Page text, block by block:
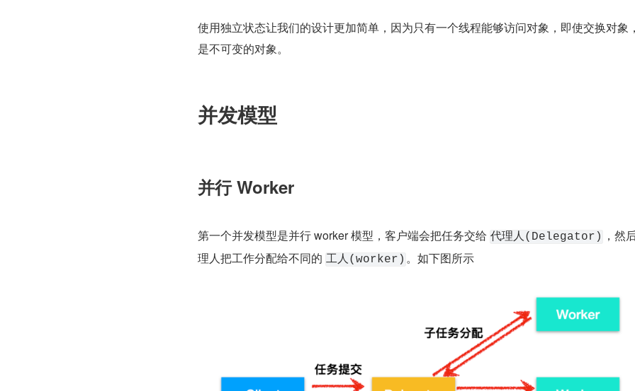
使用独立状态让我们的设计更加简单，因为只有一个线程能够访问对象，即使交换对象
是不可变的对象。
并发模型
并行 Worker
第一个并发模型是并行 worker 模型，客户端会把任务交给 代理人(Delegator)
，然
理人把工作分配给不同的 工人(worker) 。如下图所示